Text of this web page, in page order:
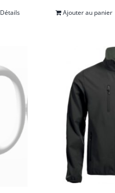
Détails Ajouter au panier